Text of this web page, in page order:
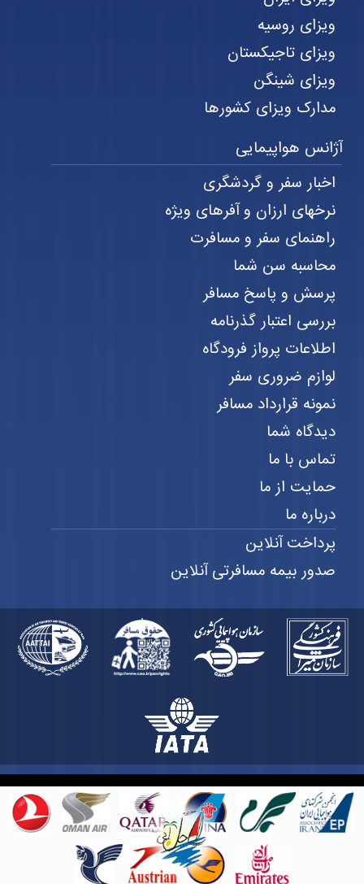
ویزای روسیه
ویزای تاجیکستان
ویزای شینگن
مدارک ویزای کشورها
آژانس هواپیمایی
اخبار سفر و گردشگری
نرخهای ارزان و آفرهای ویژه
راهنمای سفر و مسافرت
محاسبه سن شما
پرسش و پاسخ مسافر
بررسی اعتبار گذرنامه
اطلاعات پرواز فرودگاه
لوازم ضروری سفر
نمونه قرارداد مسافر
دیدگاه شما
تماس با ما
حمایت از ما
درباره ما
پرداخت آنلاین
صدور بیمه مسافرتی آنلاین